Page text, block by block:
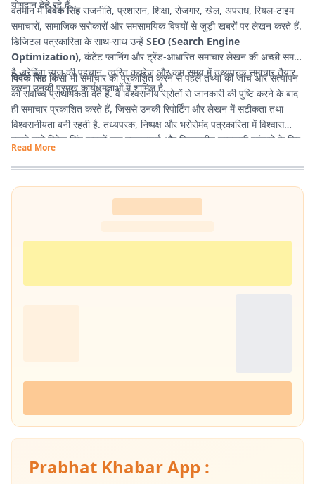
योगदान देते रहे हैं.
वर्तमान मेंविवेक सिंहराजनीति, प्रशासन, शिक्षा, रोजगार, खेल, अपराध, रियल-टाइम
समाचारों, सामाजिक सरोकारों और समसामयिक विषयों से जुड़ी खबरों पर लेखन करते हैं.
डिजिटल पत्रकारिता के साथ-साथ उन्हें SEO (Search Engine
Optimization), कंटेंट प्लानिंग और ट्रेंड-आधारित समाचार लेखन की अच्छी समझ
है. ब्रेकिंग न्यूज की पहचान, त्वरित कवरेज और कम समय में तथ्यपरक समाचार तैयार
करना उनकी प्रमुख कार्यक्षमताओं में शामिल है.
विवेक सिंहकिसी भी समाचार को प्रकाशित करने से पहले तथ्यों की जांच और सत्यापन
को सर्वोच्च प्राथमिकता देते हैं. वे विश्वसनीय स्रोतों से जानकारी की पुष्टि करने के बाद
ही समाचार प्रकाशित करते हैं, जिससे उनकी रिपोर्टिंग और लेखन में सटीकता तथा
विश्वसनीयता बनी रहती है. तथ्यपरक, निष्पक्ष और भरोसेमंद पत्रकारिता में विश्वास
रखने वाले विवेक सिंह पाठकों तक गुणवत्तापूर्ण और विश्वसनीय जानकारी पहुंचाने के लिए
प्रतिबद्ध हैं.
Read More
Prabhat Khabar App :